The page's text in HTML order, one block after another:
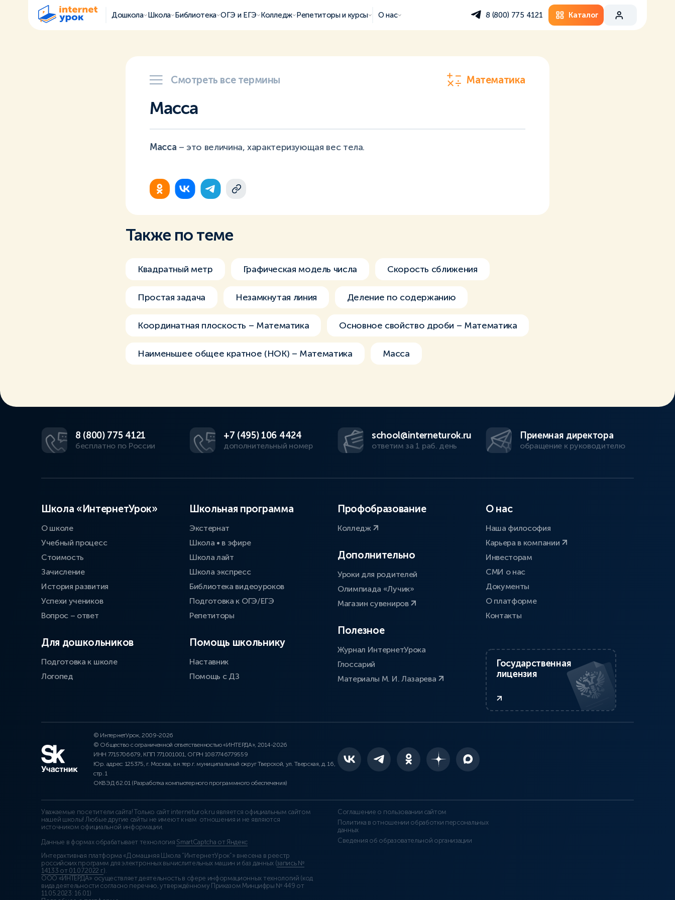
Дошкола Школа Библиотека ОГЭ и ЕГЭ Колледж Репетиторы и курсы О нас 8 (800) 775 4121 Каталог
Смотреть все термины Математика
Масса
Масса – это величина, характеризующая вес тела.
Также по теме
Квадратный метр Графическая модель числа Скорость сближения
Простая задача Незамкнутая линия Деление по содержанию
Координатная плоскость – Математика Основное свойство дроби – Математика
Наименьшее общее кратное (НОК) – Математика Масса
8 (800) 775 4121
бесплатно по России
+7 (495) 106 4424
дополнительный номер
school@interneturok.ru
ответим за 1 раб. день
Приемная директора
обращение к руководителю
Школа «ИнтернетУрок»
О школе
Учебный процесс
Стоимость
Зачисление
История развития
Успехи учеников
Вопрос – ответ
Для дошкольников
Подготовка к школе
Логопед
Школьная программа
Экстернат
Школа • в эфире
Школа лайт
Школа экспресс
Библиотека видеоуроков
Подготовка к ОГЭ/ЕГЭ
Репетиторы
Помощь школьнику
Наставник
Помощь с ДЗ
Профобразование
Колледж
Дополнительно
Уроки для родителей
Олимпиада «Лучик»
Магазин сувениров
Полезное
Журнал ИнтернетУрока
Глоссарий
Материалы М. И. Лазарева
О нас
Наша философия
Карьера в компании
Инвесторам
СМИ о нас
Документы
О платформе
Контакты
Государственная
лицензия
© ИнтернетУрок, 2009-2026
© Общество с ограниченной ответственностью «ИНТЕРДА», 2014-2026
ИНН 7715706679, КПП 771001001, ОГРН 1087746779559
Юр. адрес: 125375, г. Москва, вн.тер.г. муниципальный округ Тверской, ул. Тверская, д. 16,
стр. 1
ОКВЭД 62.01 (Разработка компьютерного программного обеспечения)
Уважаемые посетители сайта! Только сайт interneturok.ru является официальным сайтом
нашей школы! Любые другие сайты не имеют к нам отношения и не являются
источником официальной информации.
Данные в формах обрабатывает технология SmartCaptcha от Яндекс
Интерактивная платформа «Домашняя Школа “ИнтернетУрок”» внесена в реестр
российских программ для электронных вычислительных машин и баз данных (запись №
14133 от 01.07.2022 г.).
ООО «ИНТЕРДА» осуществляет деятельность в сфере информационных технологий (код
вида деятельности согласно перечню, утверждённому Приказом Минцифры № 449 от
11.05.2023: 16.01)
Соглашение о пользовании сайтом
Политика в отношении обработки персональных
данных
Сведения об образовательной организации